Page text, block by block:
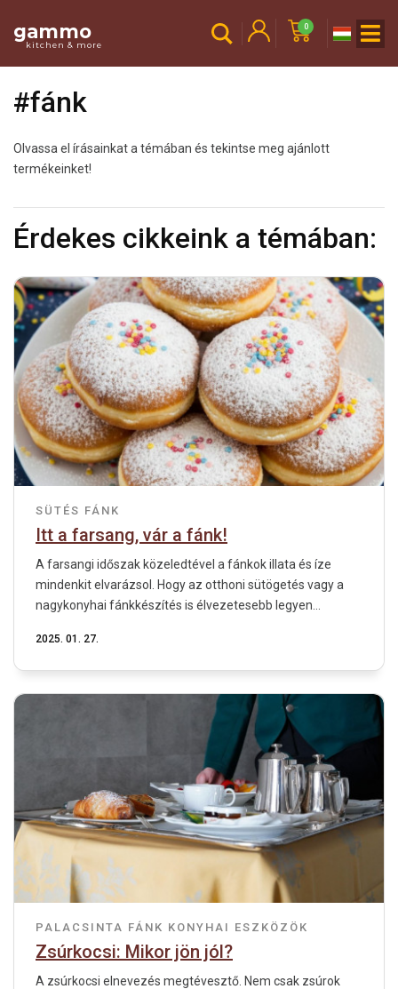
gammo
kitchen & more
0
#fánk
Olvassa el írásainkat a témában és tekintse meg ajánlott
termékeinket!
Érdekes cikkeink a témában:
SÜTÉS FÁNK
Itt a farsang, vár a fánk!
A farsangi időszak közeledtével a fánkok illata és íze
mindenkit elvarázsol. Hogy az otthoni sütögetés vagy a
nagykonyhai fánkkészítés is élvezetesebb legyen...
2025. 01. 27.
PALACSINTA FÁNK KONYHAI ESZKÖZÖK
Zsúrkocsi: Mikor jön jól?
A zsúrkocsi elnevezés megtévesztő. Nem csak zsúrok